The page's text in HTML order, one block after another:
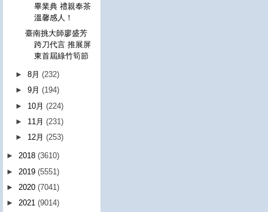
畢業典 禮親奉茶
溫馨感人！
臺南挑大師廖盛芳
跨刀代言 推展屏
東首屆綠竹筍節
►8月(232)
►9月(194)
► 10月(224)
► 11月(231)
► 12月(253)
► 2018 (3610)
► 2019 (5551)
► 2020 (7041)
► 2021 (9014)